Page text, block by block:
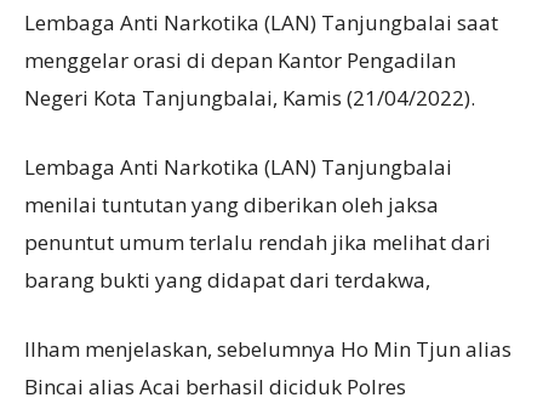
Lembaga Anti Narkotika (LAN) Tanjungbalai saat
menggelar orasi di depan Kantor Pengadilan
Negeri Kota Tanjungbalai, Kamis (21/04/2022).
Lembaga Anti Narkotika (LAN) Tanjungbalai
menilai tuntutan yang diberikan oleh jaksa
penuntut umum terlalu rendah jika melihat dari
barang bukti yang didapat dari terdakwa,
Ilham menjelaskan, sebelumnya Ho Min Tjun alias
Bincai alias Acai berhasil diciduk Polres